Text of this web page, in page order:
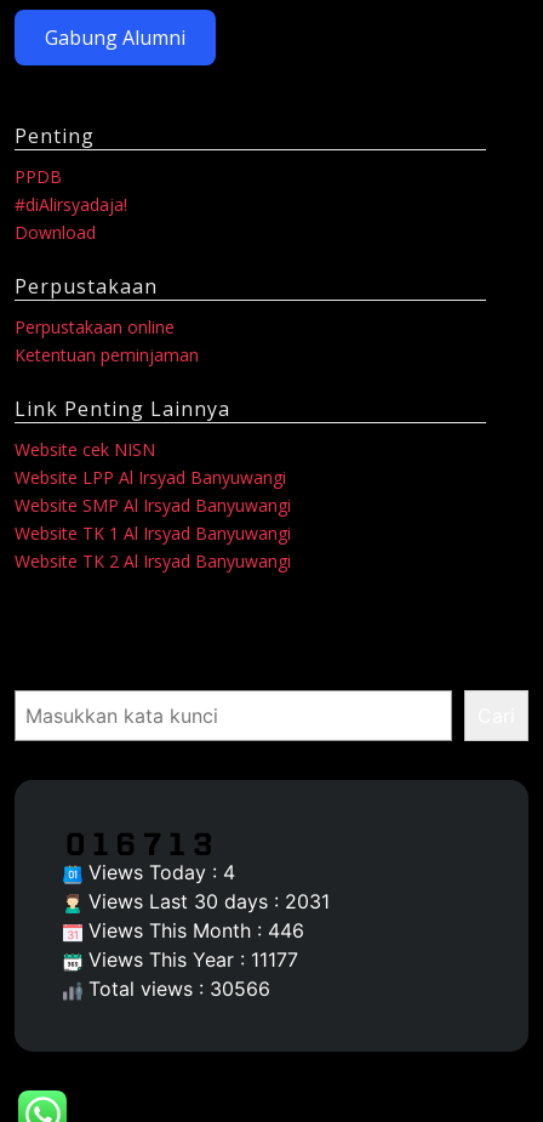
Gabung Alumni
Penting
PPDB
#diAlirsyadaja!
Download
Perpustakaan
Perpustakaan online
Ketentuan peminjaman
Link Penting Lainnya
Website cek NISN
Website LPP Al Irsyad Banyuwangi
Website SMP Al Irsyad Banyuwangi
Website TK 1 Al Irsyad Banyuwangi
Website TK 2 Al Irsyad Banyuwangi
Views Today : 4
Views Last 30 days : 2031
Views This Month : 446
Views This Year : 11177
Total views : 30566